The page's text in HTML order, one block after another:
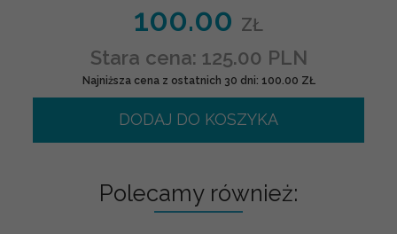
100.00 ZŁ
Stara cena: 125.00 PLN
Najniższa cena z ostatnich 30 dni: 100.00 ZŁ
DODAJ DO KOSZYKA
Polecamy również: